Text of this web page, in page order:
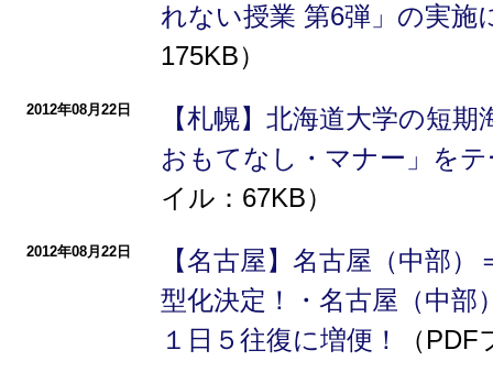
れない授業 第6弾」の実施
175KB）
2012年08月22日
【札幌】北海道大学の短
おもてなし・マナー」を
イル：67KB）
2012年08月22日
【名古屋】名古屋（中部
型化決定！・名古屋（中
１日５往復に増便！
（